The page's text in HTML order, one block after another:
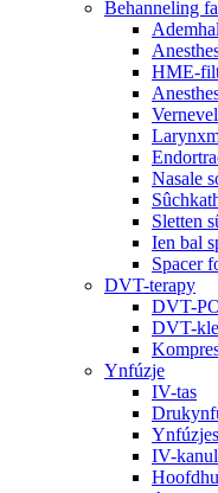
Behanneling
HME-
Nasale
Sletten
Ien bal
Spacer
DVT-terapy
DVT-
DVT-
Ynfúzje
IV-tas
IV-